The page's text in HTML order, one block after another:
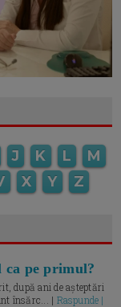
J K L
M
X Y Z
ca pe primul?
după ani de așteptări
însărc... | Raspunde |